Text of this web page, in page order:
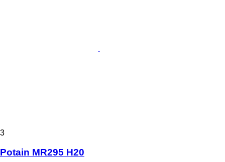
3
Potain MR295 H20